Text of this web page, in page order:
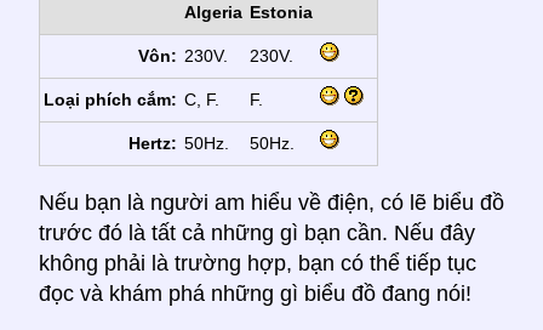
Algeria Estonia
Vôn: 230V. 230V.
Loại phích cắm: C, F. F.
Hertz: 50Hz. 50Hz.
Nếu bạn là người am hiểu về điện, có lẽ biểu đồ
trước đó là tất cả những gì bạn cần. Nếu đây
không phải là trường hợp, bạn có thể tiếp tục
đọc và khám phá những gì biểu đồ đang nói!